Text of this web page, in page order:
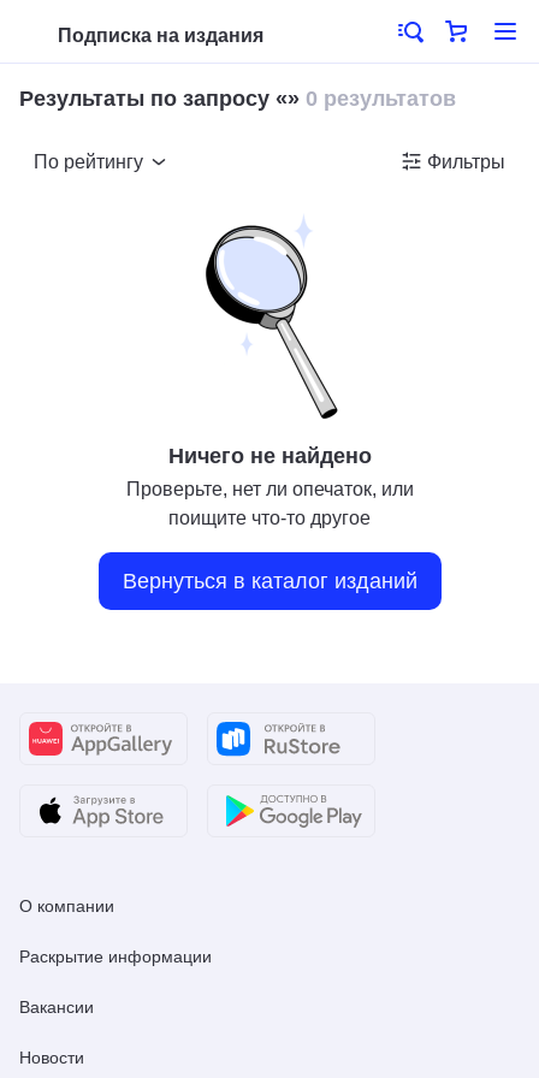
Подписка на издания
Результаты по запросу «» 0 результатов
По рейтингу Фильтры
Ничего не найдено
Проверьте, нет ли опечаток, или
поищите что-то другое
Вернуться в каталог изданий
О компании
Раскрытие информации
Вакансии
Новости